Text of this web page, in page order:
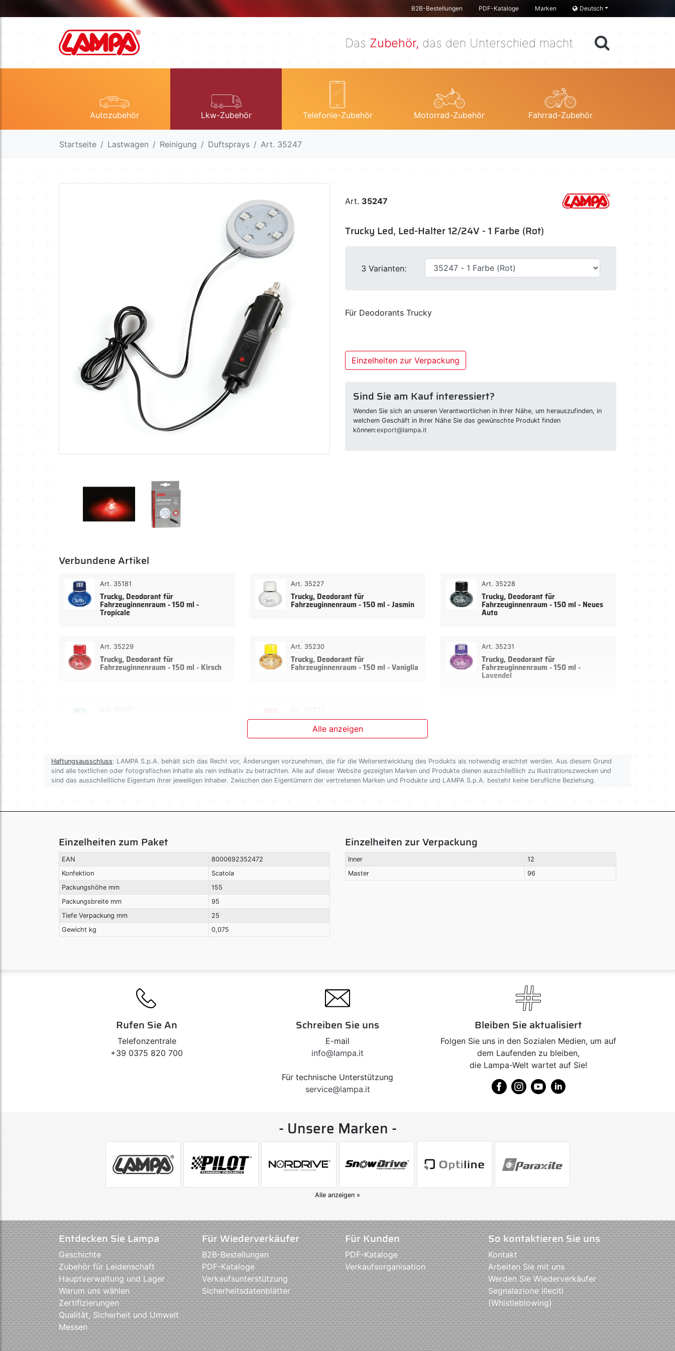
B2B-Bestellungen PDF-Kataloge Marken Deutsch
Das Zubehör, das den Unterschied macht
Autozubehör Lkw-Zubehör Telefonie-Zubehör Motorrad-Zubehör Fahrrad-Zubehör
Startseite Lastwagen Reinigung Duftsprays Art. 35247
Art. 35247
Trucky Led, Led-Halter 12/24V - 1 Farbe (Rot)
3 Varianten:
Für Deodorants Trucky
Einzelheiten zur Verpackung
Sind Sie am Kauf interessiert?
Wenden Sie sich an unseren Verantwortlichen in Ihrer Nähe, um herauszufinden, in
welchem Geschäft in Ihrer Nähe Sie das gewünschte Produkt finden
können:export@lampa.it
Verbundene Artikel
Art. 35181
Trucky, Deodorant für
Fahrzeuginnenraum - 150 ml -
Tropicale
Art. 35227
Trucky, Deodorant für
Fahrzeuginnenraum - 150 ml - Jasmin
Art. 35228
Trucky, Deodorant für
Fahrzeuginnenraum - 150 ml - Neues
Auto
Art. 35229
Trucky, Deodorant für
Fahrzeuginnenraum - 150 ml - Kirsch
Art. 35230
Trucky, Deodorant für
Fahrzeuginnenraum - 150 ml - Vaniglia
Art. 35231
Trucky, Deodorant für
Fahrzeuginnenraum - 150 ml -
Lavendel
Trucky, Deodorant für
Fahrzeuginnenraum - 150 ml - Fragola
Alle anzeigen
Haftungsausschluss: LAMPA S.p.A. behält sich das Recht vor, Änderungen vorzunehmen, die für die Weiterentwicklung des Produkts als notwendig erachtet werden. Aus diesem Grund
sind alle textlichen oder fotografischen Inhalte als rein indikativ zu betrachten. Alle auf dieser Website gezeigten Marken und Produkte dienen ausschließlich zu Illustrationszwecken und
sind das ausschließliche Eigentum ihrer jeweiligen Inhaber. Zwischen den Eigentümern der vertretenen Marken und Produkte und LAMPA S.p.A. besteht keine berufliche Beziehung.
Einzelheiten zum Paket
EAN
8000692352472
Konfektion
Scatola
Packungshöhe mm
155
Packungsbreite mm
95
Tiefe Verpackung mm
25
Gewicht kg
0,075
Einzelheiten zur Verpackung
Inner
12
Master
96
Rufen Sie An
Telefonzentrale
+39 0375 820 700
Schreiben Sie uns
E-mail
info@lampa.it
Für technische Unterstützung
service@lampa.it
Bleiben Sie aktualisiert
Folgen Sie uns in den Sozialen Medien, um auf
dem Laufenden zu bleiben,
die Lampa-Welt wartet auf Sie!
- Unsere Marken -
Alle anzeigen »
Entdecken Sie Lampa
Geschichte
Zubehör für Leidenschaft
Hauptverwaltung und Lager
Warum uns wählen
Zertifizierungen
Qualität, Sicherheit und Umwelt
Messen
Für Wiederverkäufer
B2B-Bestellungen
PDF-Kataloge
Verkaufsunterstützung
Sicherheitsdatenblätter
Für Kunden
PDF-Kataloge
Verkaufsorganisation
So kontaktieren Sie uns
Kontakt
Arbeiten Sie mit uns
Werden Sie Wiederverkäufer
Segnalazione illeciti
(Whistleblowing)